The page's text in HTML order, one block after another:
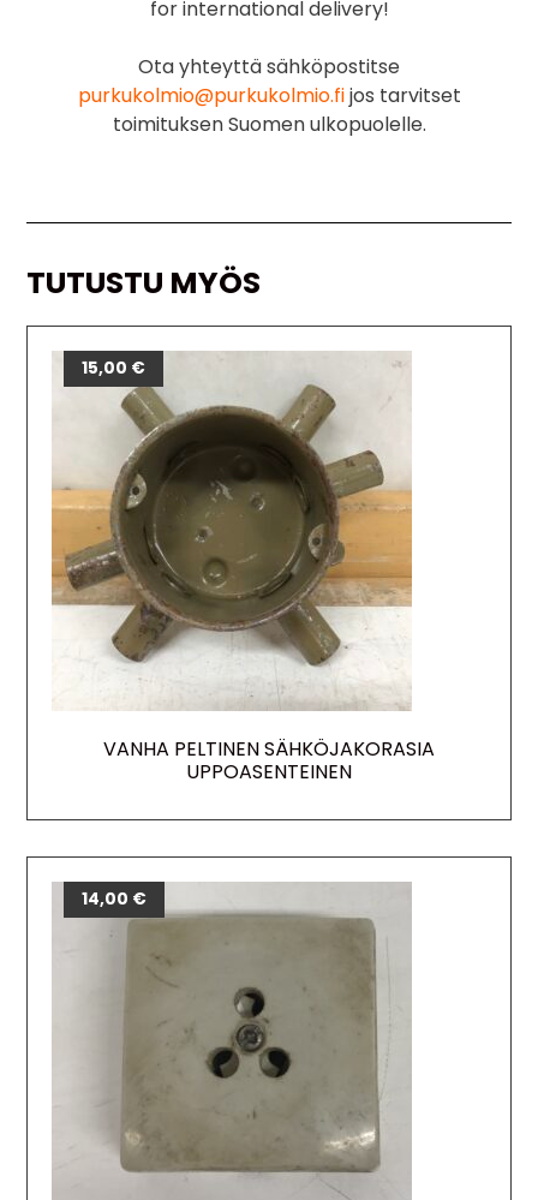
for international delivery!
Ota yhteyttä sähköpostitse
purkukolmio@purkukolmio.fijos tarvitset
toimituksen Suomen ulkopuolelle.
TUTUSTU MYÖS
VANHA PELTINEN SÄHKÖJAKORASIA
UPPOASENTEINEN
15,00 €
14,00 €